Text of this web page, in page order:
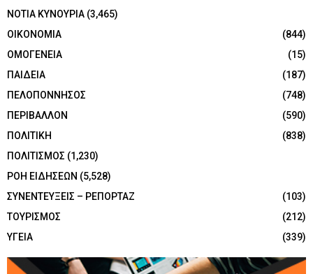
ΝΟΤΙΑ ΚΥΝΟΥΡΙΑ (3,465)
ΟΙΚΟΝΟΜΙΑ
(844)
ΟΜΟΓΕΝΕΙΑ
(15)
ΠΑΙΔΕΙΑ
(187)
ΠΕΛΟΠΟΝΝΗΣΟΣ
(748)
ΠΕΡΙΒΑΛΛΟΝ
(590)
ΠΟΛΙΤΙΚΗ
(838)
ΠΟΛΙΤΙΣΜΟΣ (1,230)
ΡΟΗ ΕΙΔΗΣΕΩΝ (5,528)
ΣΥΝΕΝΤΕΥΞΕΙΣ – ΡΕΠΟΡΤΑΖ
(103)
ΤΟΥΡΙΣΜΟΣ
(212)
ΥΓΕΙΑ
(339)